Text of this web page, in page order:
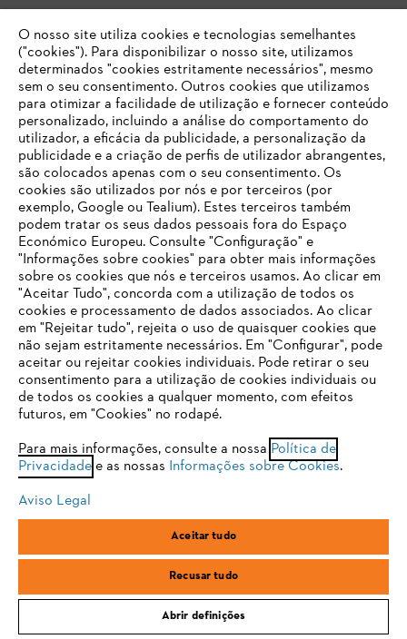
Outras dicas para a estufa de jardim
Regra geral, uma estufa é fácil de cuidar. É importante que a
temperatura interior não fique demasiado alta nem demasiado baixa.
Com as seguintes dicas, a colheita e o cultivo na pequena estufa
serão ainda mais bem-sucedidos.
Ventilar regularmente
Ventile regularmente a estufa para evitar que o calor se acumule.
Salvo em caso de geada, isso deve ser feito todos os dias e por
períodos mais longos. Uma ripa de madeira pode ajudar a manter
aberta a janela da estufa. Atenção: não se esqueça de a fechar depois
de ventilar!
Cobrir em caso de geada
para proteger as plantas. As esteiras de caniço servem para o
isolamento; também o esferovite não deixa entrar o ar frio. Basta
estender as esteiras de caniço ou distribuir o esferovite sobre a janela
e colocar pesos para não voar.
Estufa para tartarugas
Uma estufa não é apenas adequada para o cultivo de vegetais, serve
O SEU NAVEGADOR NÃO SUPORTA
ESTE WEBSITE
Está utilizar um navegador que ainda não suportamos. Para
obter o melhor uso de nosso site, recomendamos que altere
para um dos seguintes navegadores:
firefox chrome
safari edge
O nosso site utiliza cookies e tecnologias semelhantes
("cookies"). Para disponibilizar o nosso site, utilizamos
determinados "cookies estritamente necessários", mesmo
sem o seu consentimento. Outros cookies que utilizamos
para otimizar a facilidade de utilização e fornecer conteúdo
personalizado, incluindo a análise do comportamento do
utilizador, a eficácia da publicidade, a personalização da
publicidade e a criação de perfis de utilizador abrangentes,
são colocados apenas com o seu consentimento. Os
cookies são utilizados por nós e por terceiros (por
exemplo, Google ou Tealium). Estes terceiros também
podem tratar os seus dados pessoais fora do Espaço
Económico Europeu. Consulte "Configuração" e
"Informações sobre cookies" para obter mais informações
sobre os cookies que nós e terceiros usamos. Ao clicar em
"Aceitar Tudo", concorda com a utilização de todos os
cookies e processamento de dados associados. Ao clicar
em "Rejeitar tudo", rejeita o uso de quaisquer cookies que
não sejam estritamente necessários. Em "Configurar", pode
aceitar ou rejeitar cookies individuais. Pode retirar o seu
consentimento para a utilização de cookies individuais ou
de todos os cookies a qualquer momento, com efeitos
futuros, em "Cookies" no rodapé.
Para mais informações, consulte a nossa Política de
Privacidadee as nossas Informações sobre Cookies.
Aviso Legal
Aceitar tudo
Recusar tudo
Abrir definições